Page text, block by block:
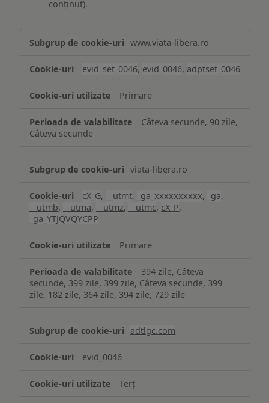
conținut).
www.viata-libera.ro
evid_set_0046, evid_0046, adptset_0046
Primare
Câteva secunde, 90 zile,
Câteva secunde
viata-libera.ro
cX_G, __utmt, _ga_xxxxxxxxxx, _ga,
__utmb, __utma, __utmz, __utmc, cX_P,
_ga_YTJQVQYCPP
Primare
394 zile, Câteva
secunde, 399 zile, 399 zile, Câteva secunde, 399
zile, 182 zile, 364 zile, 394 zile, 729 zile
adtlgc.com
evid_0046
Terț